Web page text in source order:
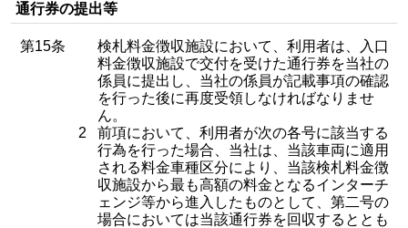
通行券の提出等
第15条
検札料金徴収施設において、利用者は、入口
料金徴収施設で交付を受けた通行券を当社の
係員に提出し、当社の係員が記載事項の確認
を行った後に再度受領しなければなりませ
ん。
2 前項において、利用者が次の各号に該当する
行為を行った場合、当社は、当該車両に適用
される料金車種区分により、当該検札料金徴
収施設から最も高額の料金となるインターチ
ェンジ等から進入したものとして、第二号の
場合においては当該通行券を回収するととも